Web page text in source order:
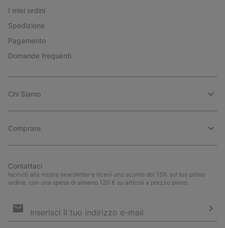
I miei ordini
Spedizione
Pagamento
Domande frequenti
Chi Siamo
Comprare
Contattaci
Iscriviti alla nostra newsletter e ricevi uno sconto del 15% sul tuo primo
ordine, con una spesa di almeno 120 € su articoli a prezzo pieno.
e-